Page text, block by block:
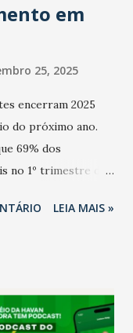
em
25, 2025
encerram 2025
do próximo ano.
69% dos
no 1º trimestre de
também
pagamento do 13º
já que o
LEIA MAIS »